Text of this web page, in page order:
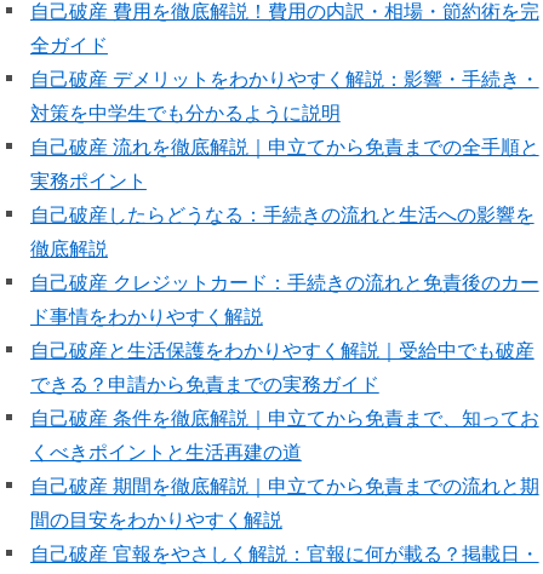
自己破産 費用を徹底解説！費用の内訳・相場・節約術を完
全ガイド
自己破産 デメリットをわかりやすく解説：影響・手続き・
対策を中学生でも分かるように説明
自己破産 流れを徹底解説｜申立てから免責までの全手順と
実務ポイント
自己破産したらどうなる：手続きの流れと生活への影響を
徹底解説
自己破産 クレジットカード：手続きの流れと免責後のカー
ド事情をわかりやすく解説
自己破産と生活保護をわかりやすく解説｜受給中でも破産
できる？申請から免責までの実務ガイド
自己破産 条件を徹底解説｜申立てから免責まで、知ってお
くべきポイントと生活再建の道
自己破産 期間を徹底解説｜申立てから免責までの流れと期
間の目安をわかりやすく解説
自己破産 官報をやさしく解説：官報に何が載る？掲載日・